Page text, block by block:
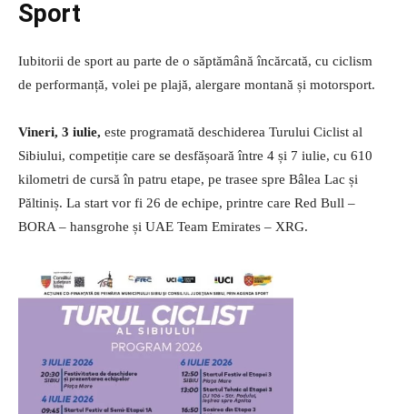
Sport
Iubitorii de sport au parte de o săptămână încărcată, cu ciclism
de performanță, volei pe plajă, alergare montană și motorsport.
Vineri, 3 iulie, este programată deschiderea Turului Ciclist al
Sibiului, competiție care se desfășoară între 4 și 7 iulie, cu 610
kilometri de cursă în patru etape, pe trasee spre Bâlea Lac și
Păltiniș. La start vor fi 26 de echipe, printre care Red Bull –
BORA – hansgrohe și UAE Team Emirates – XRG.